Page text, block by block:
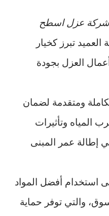
شركة عزل اسطح
تبرز كخيار
العزل بجودة
ومتقدمة لضمان
المياه وتأثيرات
إطالة عمر المبنى
استخدام أفضل المواد
والتي توفر حماية